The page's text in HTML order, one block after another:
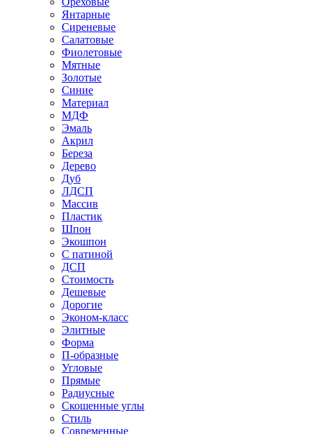
Янтарные
Сиреневые
Салатовые
Фиолетовые
Мятные
Золотые
Синие
Материал
МДФ
Эмаль
Акрил
Береза
Дерево
Дуб
ЛДСП
Массив
Пластик
Шпон
Экошпон
С патиной
ДСП
Стоимость
Дешевые
Дорогие
Эконом-класс
Элитные
Форма
П-образные
Угловые
Прямые
Радиусные
Скошенные углы
Стиль
Современные